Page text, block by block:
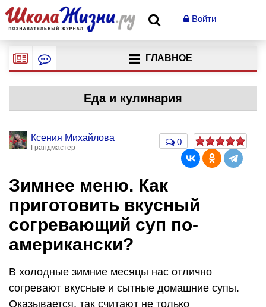
Войти
ГЛАВНОЕ
Еда и кулинария
Ксения Михайлова
Грандмастер
0
Зимнее меню. Как
приготовить вкусный
согревающий суп по-
американски?
В холодные зимние месяцы нас отлично
согревают вкусные и сытные домашние супы.
Оказывается, так считают не только